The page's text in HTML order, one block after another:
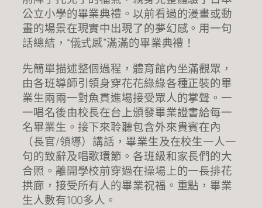
公立小學的畢業典禮。以前看過的漫畫或動
畫的場景在現實中出現了的夢幻感。用一句
話總結，“儀式感”滿滿的畢業典禮！
先簡單描述整個過程，體育館內坐滿觀眾，
由各班導師引領身穿花花綠綠各種正裝的畢
業生兩兩一對魚貫進場接受眾人的掌聲。一
一唱名後由校長在台上頒發畢業證書給每一
名畢業生。接下來聆聽包含外來貴賓在內
（長官/領導）講話，畢業生及在校生一人一
句的致辭及唱歌環節。各班級和家長們的大
合照。離開學校前穿過在操場上的一長排花
拱廊，接受所有人的畢業祝福。重點，畢業
生人數有100多人。